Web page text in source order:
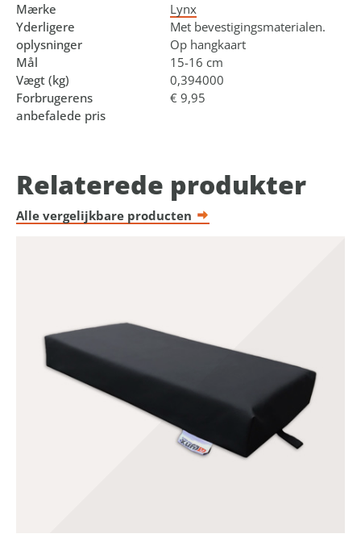
Mærke
Lynx
Yderligere
oplysninger
Met bevestigingsmaterialen.
Op hangkaart
Mål
15-16 cm
Vægt (kg)
0,394000
Forbrugerens
anbefalede pris
€ 9,95
Relaterede produkter
Alle vergelijkbare producten